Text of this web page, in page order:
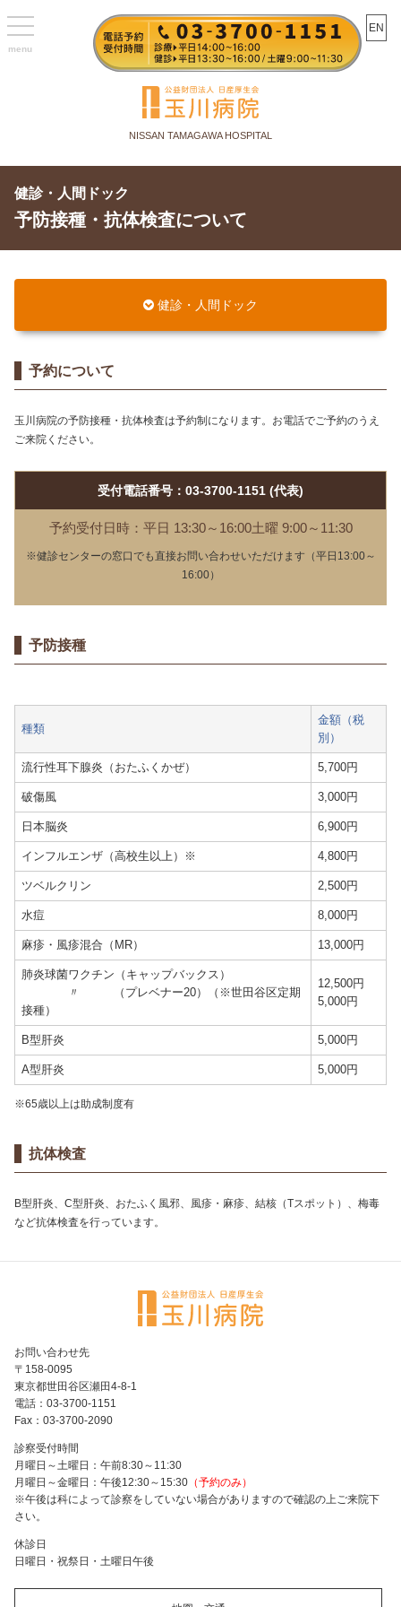
EN
NISSAN TAMAGAWA HOSPITAL
健診・人間ドック
予防接種・抗体検査について
健診・人間ドック
予約について
玉川病院の予防接種・抗体検査は予約制になります。お電話でご予約のうえ
ご来院ください。
受付電話番号：03-3700-1151 (代表)
予約受付日時：平日 13:30～16:00土曜 9:00～11:30
※健診センターの窓口でも直接お問い合わせいただけます（平日13:00～
16:00）
予防接種
種類
金額（税
別）
流行性耳下腺炎（おたふくかぜ） 5,700円
破傷風 3,000円
日本脳炎 6,900円
インフルエンザ（高校生以上）※ 4,800円
ツベルクリン 2,500円
水痘 8,000円
麻疹・風疹混合（MR） 13,000円
肺炎球菌ワクチン（キャップバックス）
〃 （プレベナー20）（※世田谷区定期
接種）
12,500円
5,000円
B型肝炎 5,000円
A型肝炎 5,000円
※65歳以上は助成制度有
抗体検査
B型肝炎、C型肝炎、おたふく風邪、風疹・麻疹、結核（Tスポット）、梅毒
など抗体検査を行っています。
お問い合わせ先
〒158-0095
東京都世田谷区瀬田4-8-1
電話：03-3700-1151
Fax：03-3700-2090
診察受付時間
月曜日～土曜日：午前8:30～11:30
月曜日～金曜日：午後12:30～15:30 （予約のみ）
※午後は科によって診察をしていない場合がありますので確認の上ご来院下
さい。
休診日
日曜日・祝祭日・土曜日午後
toggle
navigation